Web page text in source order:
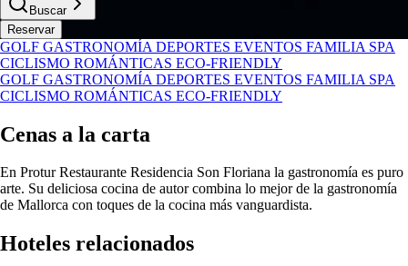
Buscar
Reservar
GOLF GASTRONOMÍA DEPORTES EVENTOS FAMILIA SPA
CICLISMO ROMÁNTICAS ECO-FRIENDLY
GOLF GASTRONOMÍA DEPORTES EVENTOS FAMILIA SPA
CICLISMO ROMÁNTICAS ECO-FRIENDLY
Cenas a la carta
En Protur Restaurante Residencia Son Floriana la gastronomía es puro
arte. Su deliciosa cocina de autor combina lo mejor de la gastronomía
de Mallorca con toques de la cocina más vanguardista.
Hoteles relacionados